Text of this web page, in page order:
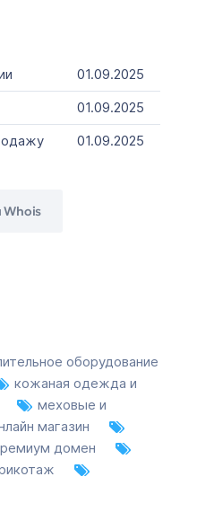
01.09.2025
01.09.2025
01.09.2025
Whois
оборудование
кожаная одежда и
меховые и
магазин
домен